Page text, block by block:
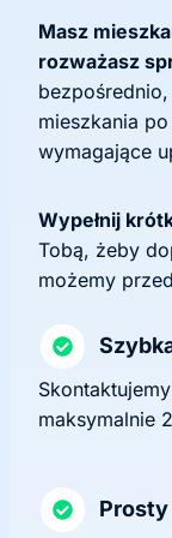
Masz
rozważasz
mieszkania
wymagające
Wypełnij
Tobą, żeby
możemy
maksymalnie